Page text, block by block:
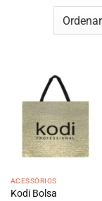
ACESSÓRIOS
Kodi Bolsa